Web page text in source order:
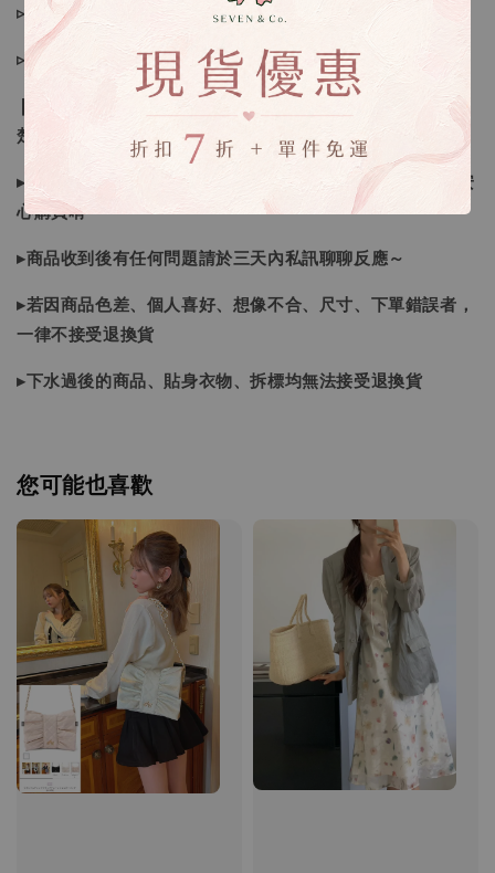
▹現貨商品１～３日內寄出
▹預購商品７～２１日（不含假日）寄出，如遇缺貨請見諒！
❙ 本賣場不接受下標後要求取消訂單（下標前請三思與看清
楚）❙
▸商品皆由日本、韓國門市、官網購入，皆為正品，您可以安
心購買唷
▸商品收到後有任何問題請於三天內私訊聊聊反應～
▸若因商品色差、個人喜好、想像不合、尺寸、下單錯誤者，
一律不接受退換貨
▸下水過後的商品、貼身衣物、拆標均無法接受退換貨
您可能也喜歡